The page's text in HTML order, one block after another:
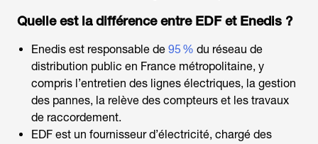
Quelle est la différence entre EDF et Enedis ?
Enedis est responsable de 95 % du réseau de
distribution public en France métropolitaine, y
compris l’entretien des lignes électriques, la gestion
des pannes, la relève des compteurs et les travaux
de raccordement.
EDF est un fournisseur d’électricité, chargé des